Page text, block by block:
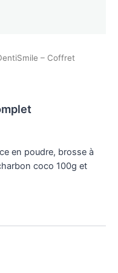
– Coffret
en poudre, brosse à
coco 100g et